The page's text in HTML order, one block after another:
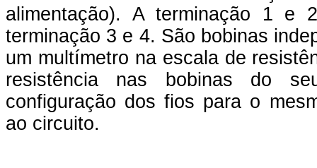
alimentação). A terminação 1 e
terminação 3 e 4. São bobinas
um multímetro na escala de
resistência nas bobinas do
configuração dos fios para o
ao circuito.